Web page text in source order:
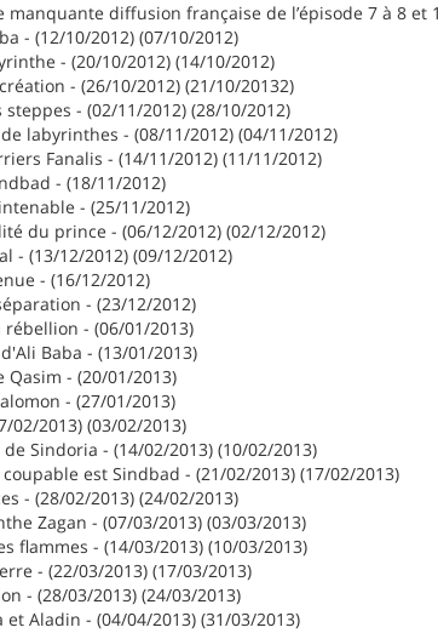
manquante diffusion française de l’épisode 7 à 8 et
- (12/10/2012) (07/10/2012)
- (20/10/2012) (14/10/2012)
- (26/10/2012) (21/10/20132)
- (02/11/2012) (28/10/2012)
labyrinthes - (08/11/2012) (04/11/2012)
Fanalis - (14/11/2012) (11/11/2012)
- (18/11/2012)
- (25/11/2012)
du prince - (06/12/2012) (02/12/2012)
- (13/12/2012) (09/12/2012)
- (16/12/2012)
- (23/12/2012)
- (06/01/2013)
Baba - (13/01/2013)
- (20/01/2013)
- (27/01/2013)
02/2013) (03/02/2013)
Sindoria - (14/02/2013) (10/02/2013)
est Sindbad - (21/02/2013) (17/02/2013)
- (28/02/2013) (24/02/2013)
Zagan - (07/03/2013) (03/03/2013)
flammes - (14/03/2013) (10/03/2013)
- (22/03/2013) (17/03/2013)
- (28/03/2013) (24/03/2013)
Aladin - (04/04/2013) (31/03/2013)